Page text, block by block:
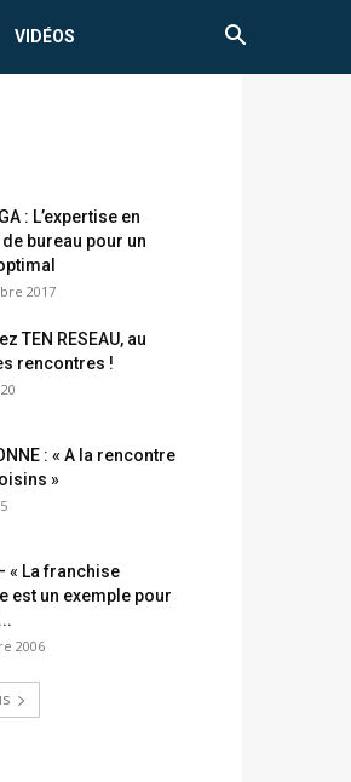
VIDÉOS
: L’expertise en
bureau pour un
2017
TEN RESEAU, au
rencontres !
: « A la rencontre
»
« La franchise
est un exemple pour
2006